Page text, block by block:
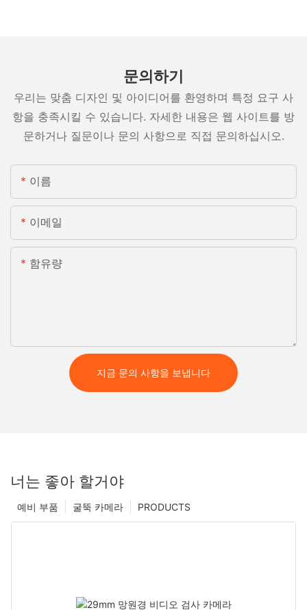
문의하기
우리는 맞춤 디자인 및 아이디어를 환영하며 특정 요구 사
항을 충족시킬 수 있습니다. 자세한 내용은 웹 사이트를 방
문하거나 질문이나 문의 사항으로 직접 문의하십시오.
이름
이메일
함유량
지금 문의 사항을 보냅니다
너는 좋아 할거야
PRODUCTS
굴뚝 카메라
예비 부품